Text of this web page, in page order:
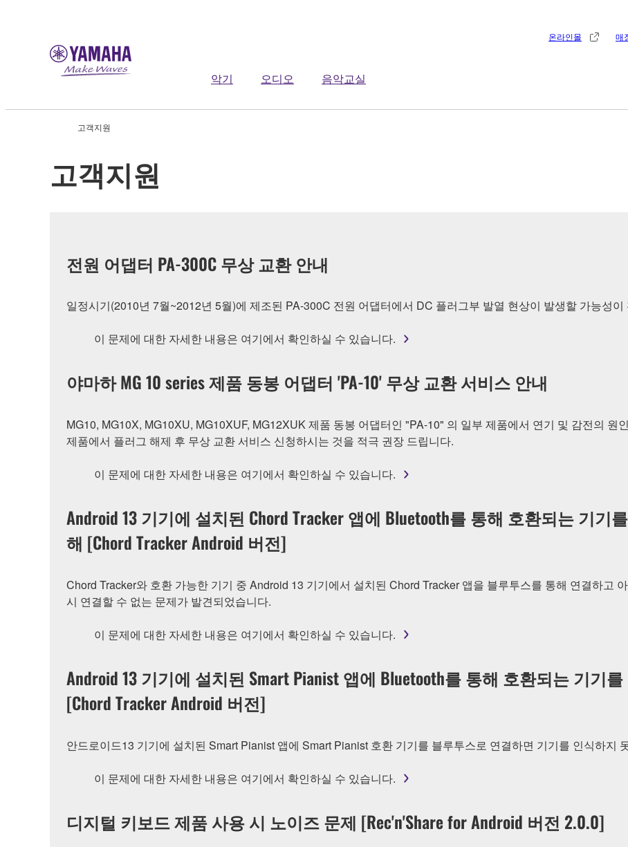
악기 오디오 음악교실
온라인몰 매
고객지원
고객지원
전원 어댑터 PA-300C 무상 교환 안내
일정시기(2010년 7월~2012년 5월)에 제조된 PA-300C 전원 어댑터에서 DC 플러그부 발열 현상이 발생할 가능성
이 문제에 대한 자세한 내용은 여기에서 확인하실 수 있습니다.
야마하 MG 10 series 제품 동봉 어댑터 'PA-10' 무상 교환 서비스 안내
MG10, MG10X, MG10XU, MG10XUF, MG12XUK 제품 동봉 어댑터인 "PA-10" 의 일부 제품에서 연기 및 감전의 원
제품에서 플러그 해제 후 무상 교환 서비스 신청하시는 것을 적극 권장 드립니다.
이 문제에 대한 자세한 내용은 여기에서 확인하실 수 있습니다.
Android 13 기기에 설치된 Chord Tracker 앱에 Bluetooth를 통해 호환되는 기기
해 [Chord Tracker Android 버전]
Chord Tracker와 호환 가능한 기기 중 Android 13 기기에서 설치된 Chord Tracker 앱을 블루투스를 통해 연결하고
시 연결할 수 없는 문제가 발견되었습니다.
이 문제에 대한 자세한 내용은 여기에서 확인하실 수 있습니다.
Android 13 기기에 설치된 Smart Pianist 앱에 Bluetooth를 통해 호환되는 기기
[Chord Tracker Android 버전]
안드로이드13 기기에 설치된 Smart Pianist 앱에 Smart Pianist 호환 기기를 블루투스로 연결하면 기기를 인식하지
이 문제에 대한 자세한 내용은 여기에서 확인하실 수 있습니다.
디지털 키보드 제품 사용 시 노이즈 문제 [Rec'n'Share for Android 버전 2.0.0]